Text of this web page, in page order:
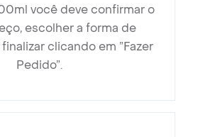
você deve confirmar o
escolher a forma de
clicando em ”Fazer
Pedido”.